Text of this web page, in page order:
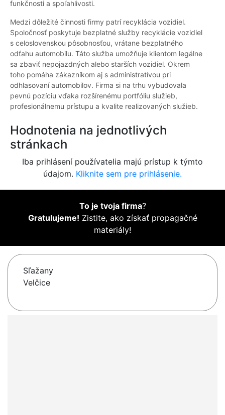
funkčnosti a spoľahlivosti.
Medzi dôležité činnosti firmy patrí recyklácia vozidiel.
Spoločnosť poskytuje bezplatné služby recyklácie vozidiel
s celoslovenskou pôsobnosťou, vrátane bezplatného
odťahu automobilu. Táto služba umožňuje klientom legálne
sa zbaviť nepojazdných alebo starších vozidiel. Okrem
toho pomáha zákazníkom aj s administratívou pri
odhlasovaní automobilov. Firma si na trhu vybudovala
pevnú pozíciu vďaka rozšírenému portfóliu služieb,
profesionálnemu prístupu a kvalite realizovaných služieb.
Hodnotenia na jednotlivých
stránkach
Iba prihlásení používatelia majú prístup k týmto
údajom. Kliknite sem pre prihlásenie.
To je tvoja firma?
Gratulujeme! Zistite, ako získať propagačné
materiály!
Sľažany
Velčice